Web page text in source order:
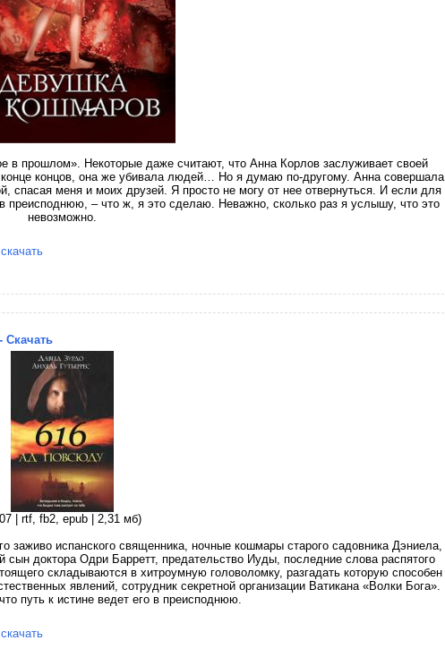
в прошлом». Некоторые даже считают, что Анна Корлов заслуживает своей
концов, она же убивала людей… Но я думаю по-другому. Анна совершала
спасая меня и моих друзей. Я просто не могу от нее отвернуться. И если для
преисподнюю, – что ж, я это сделаю. Неважно, сколько раз я услышу, что это
невозможно.
Скачать
| rtf, fb2, epub | 2,31 мб)
заживо испанского священника, ночные кошмары старого садовника Дэниела,
доктора Одри Барретт, предательство Иуды, последние слова распятого
складываются в хитроумную головоломку, разгадать которую способен
явлений, сотрудник секретной организации Ватикана «Волки Бога».
путь к истине ведет его в преисподнюю.